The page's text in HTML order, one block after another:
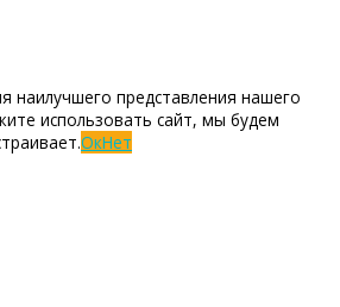
наилучшего представления нашего
использовать сайт, мы будем
ОкНет